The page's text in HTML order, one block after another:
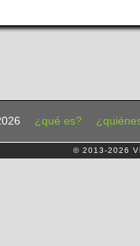
¿qué es?
© 2013-2026